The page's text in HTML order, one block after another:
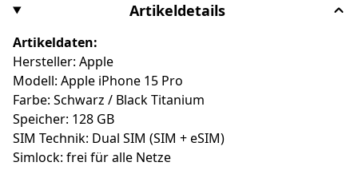
Artikeldetails
Artikeldaten:
Hersteller: Apple
Modell: Apple iPhone 15 Pro
Farbe: Schwarz / Black Titanium
Speicher: 128 GB
SIM Technik: Dual SIM (SIM + eSIM)
Simlock: frei für alle Netze